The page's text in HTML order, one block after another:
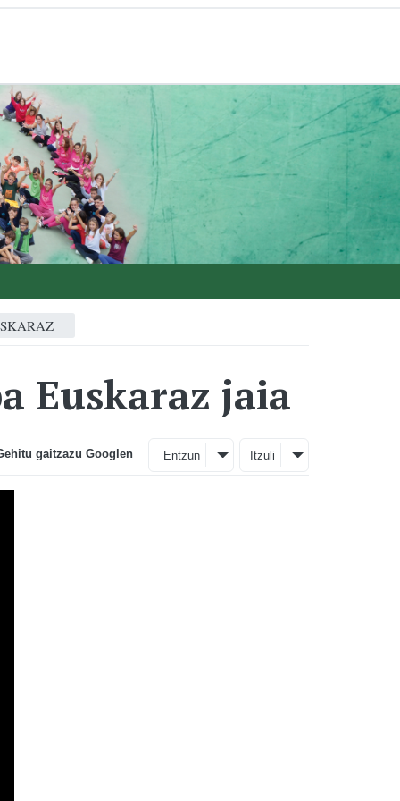
Euskaraz jaia
gaitzazu Googlen Entzun Itzuli